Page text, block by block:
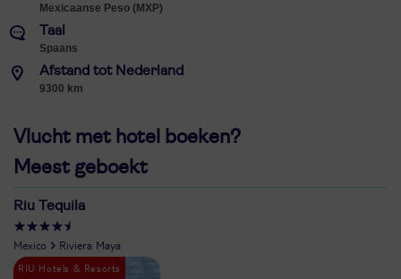
Mexicaanse Peso (MXP)
Taal
Spaans
Afstand tot Nederland
9300 km
Vlucht met hotel boeken?
Meest geboekt
Riu Tequila
Mexico Riviera Maya